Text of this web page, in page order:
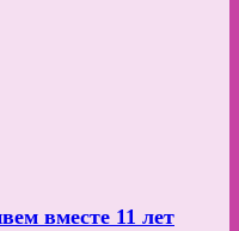
вместе 11 лет